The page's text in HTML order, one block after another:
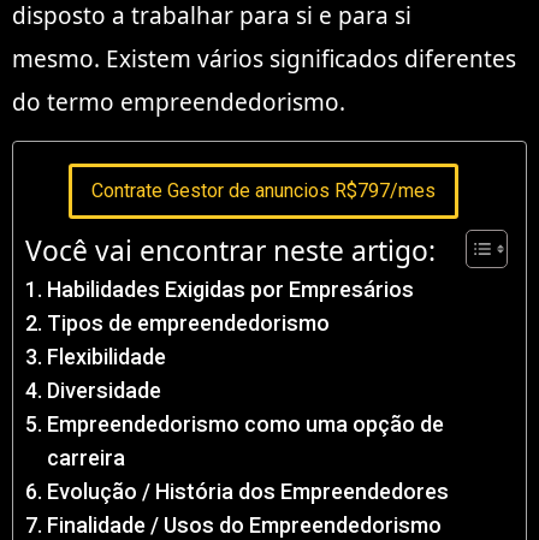
disposto a trabalhar para si e para si
mesmo. Existem vários significados diferentes
do termo empreendedorismo.
Contrate Gestor de anuncios R$797/mes
Você vai encontrar neste artigo:
Habilidades Exigidas por Empresários
Tipos de empreendedorismo
Flexibilidade
Diversidade
Empreendedorismo como uma opção de
carreira
Evolução / História dos Empreendedores
Finalidade / Usos do Empreendedorismo